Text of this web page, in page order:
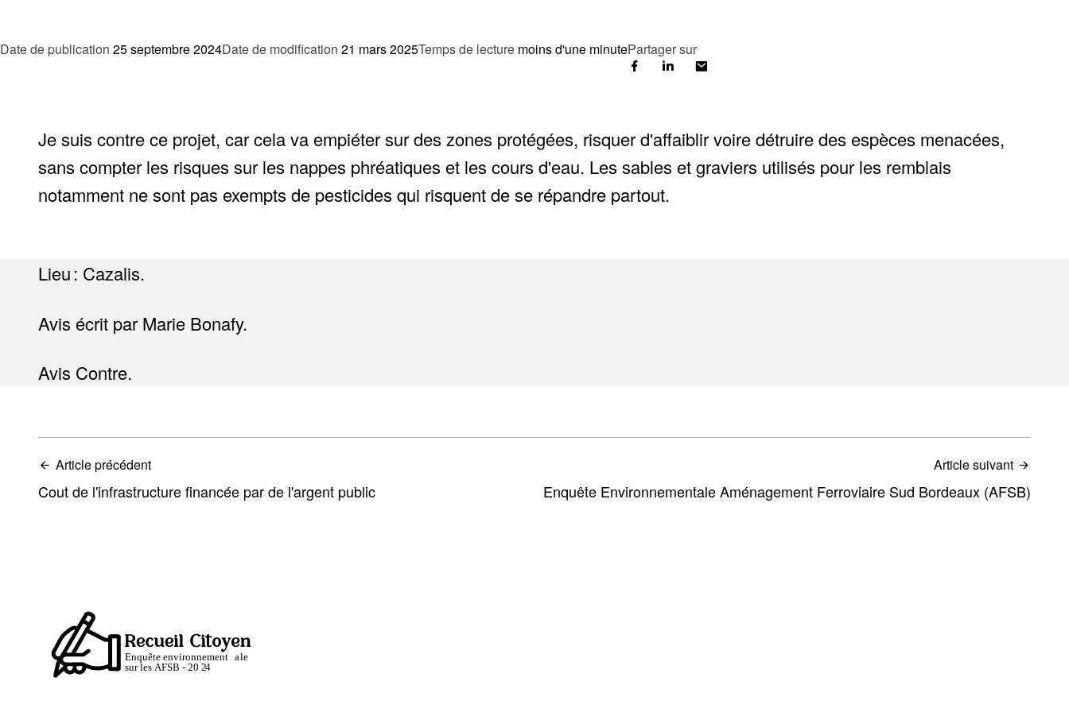
Date de publication 25 septembre 2024Date de modification 21 mars 2025Temps de lecture moins d'une minutePartager sur
Je suis contre ce projet, car cela va empiéter sur des zones protégées, risquer d'affaiblir voire détruire des espèces menacées,
sans compter les risques sur les nappes phréatiques et les cours d'eau. Les sables et graviers utilisés pour les remblais
notamment ne sont pas exempts de pesticides qui risquent de se répandre partout.
Lieu : Cazalis.
Avis écrit par Marie Bonafy.
Avis Contre.
Article précédent
Cout de l'infrastructure financée par de l'argent public
Article suivant
Enquête Environnementale Aménagement Ferroviaire Sud Bordeaux (AFSB)